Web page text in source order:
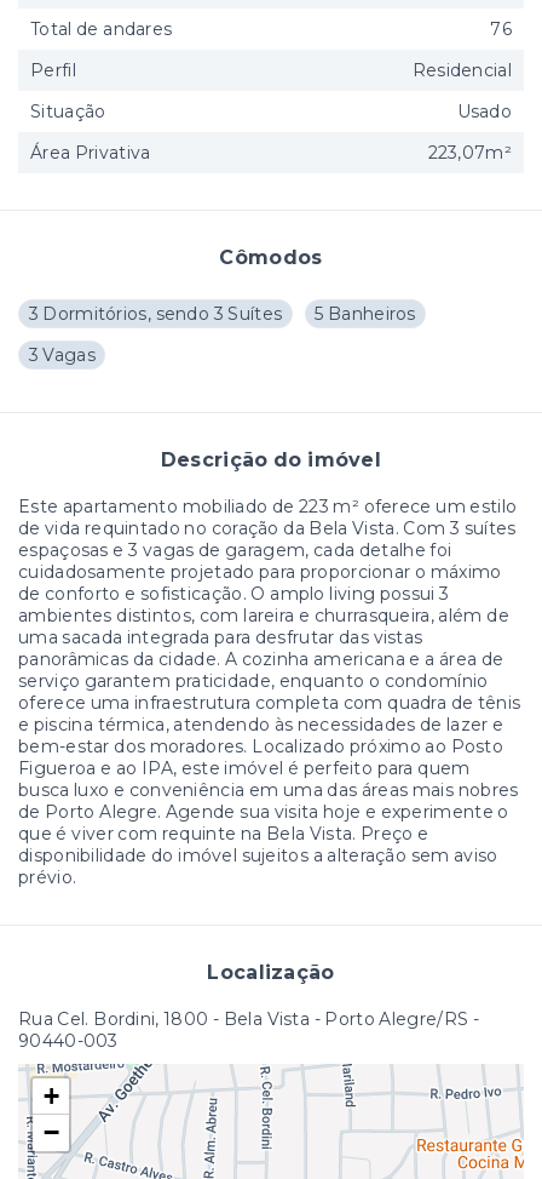
Cômodos
3 Dormitórios, sendo 3 Suítes
5 Banheiros
3 Vagas
Descrição do imóvel
Este apartamento mobiliado de 223 m² oferece um estilo
de vida requintado no coração da Bela Vista. Com 3 suítes
espaçosas e 3 vagas de garagem, cada detalhe foi
cuidadosamente projetado para proporcionar o máximo
de conforto e sofisticação. O amplo living possui 3
ambientes distintos, com lareira e churrasqueira, além de
uma sacada integrada para desfrutar das vistas
panorâmicas da cidade. A cozinha americana e a área de
serviço garantem praticidade, enquanto o condomínio
oferece uma infraestrutura completa com quadra de tênis
e piscina térmica, atendendo às necessidades de lazer e
bem-estar dos moradores. Localizado próximo ao Posto
Figueroa e ao IPA, este imóvel é perfeito para quem
busca luxo e conveniência em uma das áreas mais nobres
de Porto Alegre. Agende sua visita hoje e experimente o
que é viver com requinte na Bela Vista. Preço e
disponibilidade do imóvel sujeitos a alteração sem aviso
prévio.
Localização
Rua Cel. Bordini, 1800 - Bela Vista - Porto Alegre/RS -
90440-003
+
−
Total de andares
76
Perfil
Residencial
Situação
Usado
Área Privativa
223,07m²